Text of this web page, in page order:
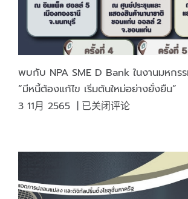
พบกับ NPA SME D Bank ในงานมหกร
“มีหนี้ต้องแก้ไข เริ่มต้นใหม่อย่างยั่งยืน”
3 11月 2565
พบ
SME
Bank
ใน
已关闭评论